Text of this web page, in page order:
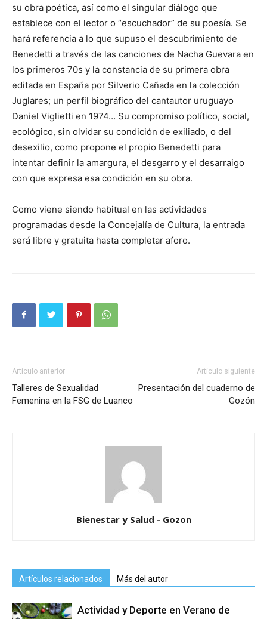
su obra poética, así como el singular diálogo que
establece con el lector o “escuchador” de su poesía. Se
hará referencia a lo que supuso el descubrimiento de
Benedetti a través de las canciones de Nacha Guevara en
los primeros 70s y la constancia de su primera obra
editada en España por Silverio Cañada en la colección
Juglares; un perfil biográfico del cantautor uruguayo
Daniel Viglietti en 1974… Su compromiso político, social,
ecológico, sin olvidar su condición de exiliado, o del
desexilio, como propone el propio Benedetti para
intentar definir la amargura, el desgarro y el desarraigo
con que expresa esa condición en su obra.
Como viene siendo habitual en las actividades
programadas desde la Concejalía de Cultura, la entrada
será libre y gratuita hasta completar aforo.
Artículo anterior
Talleres de Sexualidad
Femenina en la FSG de Luanco
Artículo siguiente
Presentación del cuaderno de
Gozón
Bienestar y Salud - Gozon
Artículos relacionados Más del autor
Actividad y Deporte en Verano de